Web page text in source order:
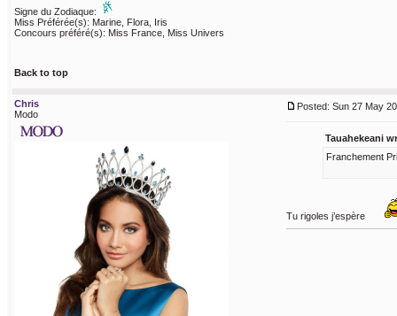
Signe du Zodiaque:
Miss Préférée(s): Marine, Flora, Iris
Concours préféré(s): Miss France, Miss Univers
Back to top
Chris
Modo
Posted: Sun 27 May
Tauahekeani
Franchement
Tu rigoles j’espère